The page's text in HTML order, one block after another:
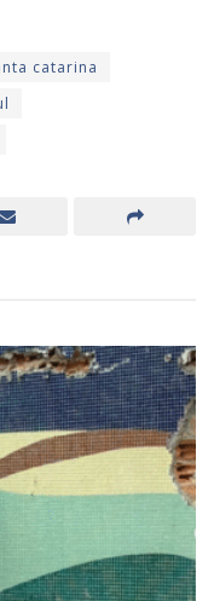
catarina